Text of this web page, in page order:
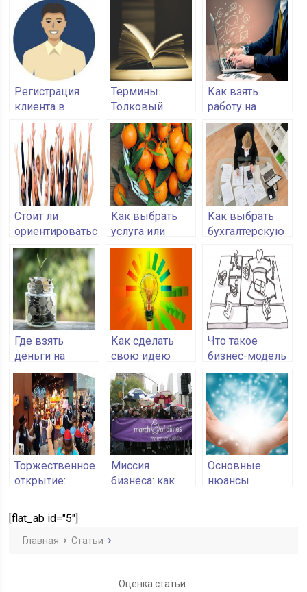
Регистрация
клиента в
Amway
Термины.
Толковый
словарь
фрилансера
Как взять
работу на
freelance-
бирже
Стоит ли
ориентироваться
на постоянных
посетителей
Как выбрать
услуга или
продукт
Как выбрать
бухгалтерскую
компанию
Где взять
деньги на
открытие
бизнеса
Как сделать
свою идею
уникальной
Что такое
бизнес-модель
Торжественное
открытие:
агентству или
организовать
самостоятельно
Миссия
бизнеса: как
Основные
нюансы
[flat_ab id="5"]
Главная Статьи
Оценка статьи: